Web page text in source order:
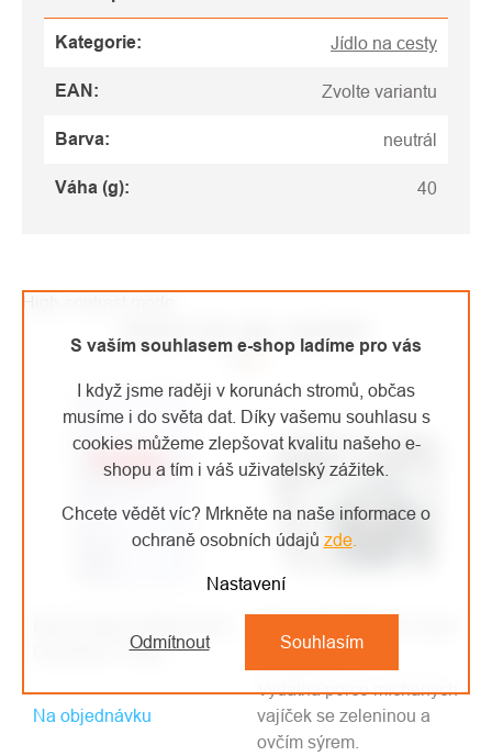
S vaším souhlasem e-shop ladíme pro vás
I když jsme raději v korunách stromů, občas
musíme i do světa dat. Díky vašemu souhlasu s
cookies můžeme zlepšovat kvalitu našeho e-
shopu a tím i váš uživatelský zážitek.
Chcete vědět víc? Mrkněte na naše informace o
ochraně osobních údajů zde.
Nastavení
Odmítnout Souhlasím
Kategorie: Jídlo na cesty
EAN: Zvolte variantu
Barva: neutrál
Váha (g): 40
MOHLO BY VÁS ZAJÍMAT
Container 100g
Na objednávku
po mexicku
Vydatná porce míchaných
vajíček se zeleninou a
ovčím sýrem.